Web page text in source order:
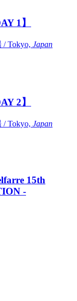
1】
Tokyo, Japan
2】
Tokyo, Japan
15th
-